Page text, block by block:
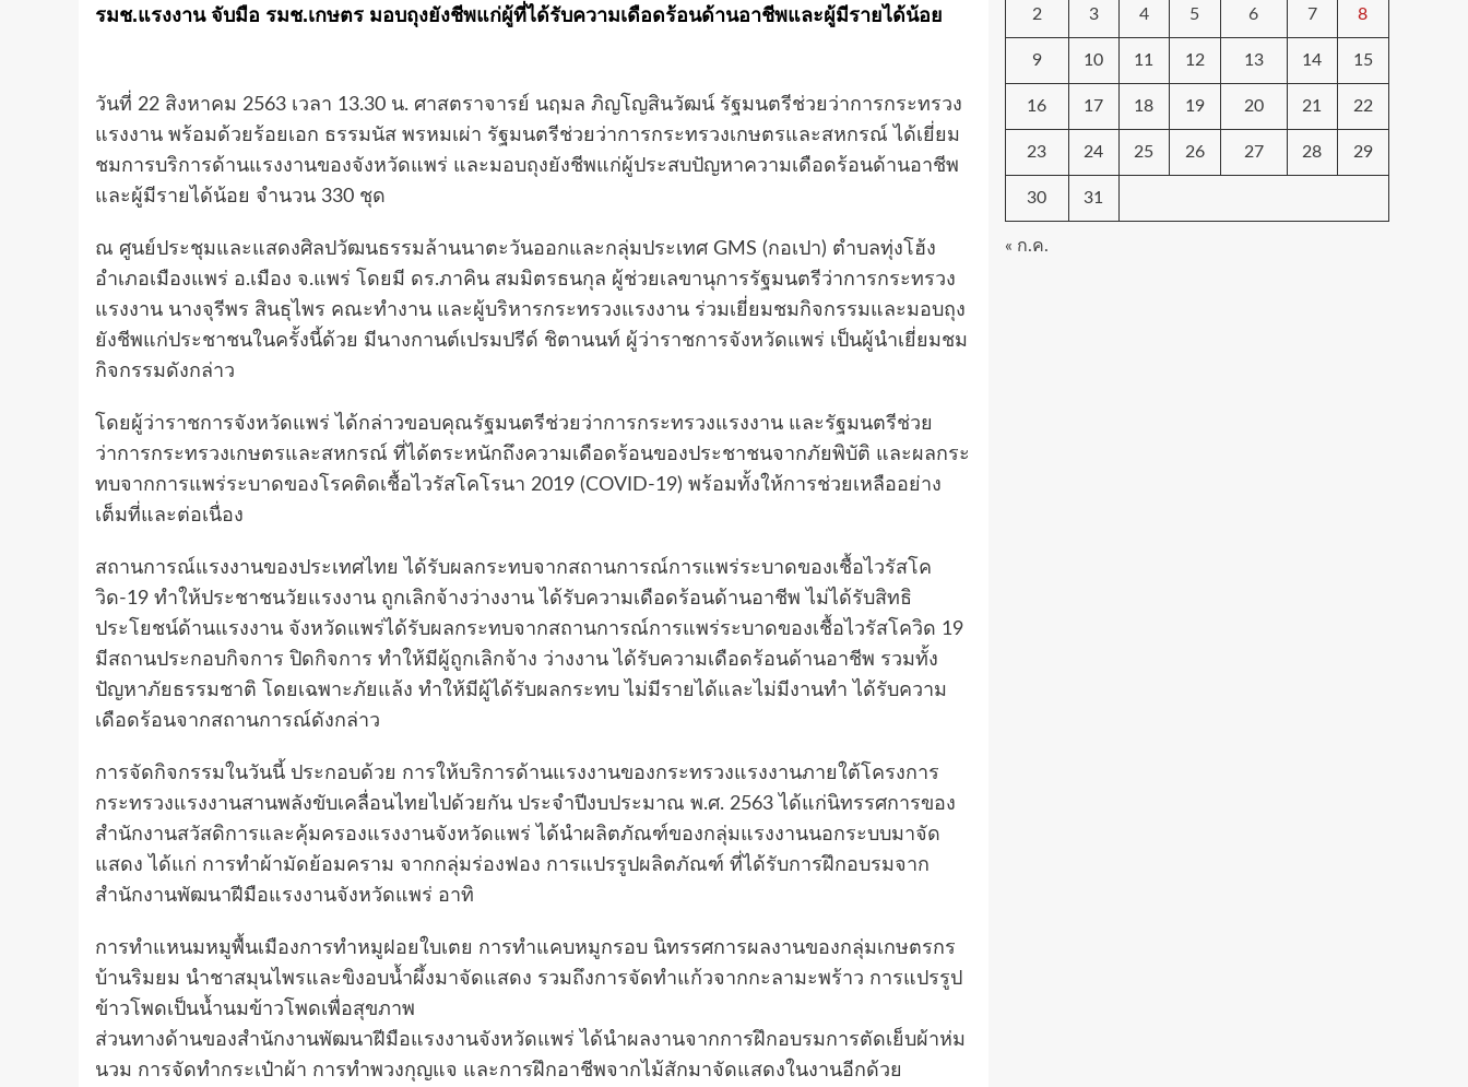
รมช.แรงงาน จับมือ รมช.เกษตร มอบถุงยังชีพแก่ผู้ที่ได้รับความเดือดร้อนด้านอาชีพและผู้มีรายได้น้อย
วันที่ 22 สิงหาคม 2563 เวลา 13.30 น. ศาสตราจารย์ นฤมล ภิญโญสินวัฒน์ รัฐมนตรีช่วยว่าการกระทรวง
แรงงาน พร้อมด้วยร้อยเอก ธรรมนัส พรหมเผ่า รัฐมนตรีช่วยว่าการกระทรวงเกษตรและสหกรณ์ ได้เยี่ยม
ชมการบริการด้านแรงงานของจังหวัดแพร่ และมอบถุงยังชีพแก่ผู้ประสบปัญหาความเดือดร้อนด้านอาชีพ
และผู้มีรายได้น้อย จำนวน 330 ชุด
ณ ศูนย์ประชุมและแสดงศิลปวัฒนธรรมล้านนาตะวันออกและกลุ่มประเทศ GMS (กอเปา) ตำบลทุ่งโฮ้ง
อำเภอเมืองแพร่ อ.เมือง จ.แพร่ โดยมี ดร.ภาคิน สมมิตรธนกุล ผู้ช่วยเลขานุการรัฐมนตรีว่าการกระทรวง
แรงงาน นางจุรีพร สินธุไพร คณะทำงาน และผู้บริหารกระทรวงแรงงาน ร่วมเยี่ยมชมกิจกรรมและมอบถุง
ยังชีพแก่ประชาชนในครั้งนี้ด้วย มีนางกานต์เปรมปรีด์ ชิตานนท์ ผู้ว่าราชการจังหวัดแพร่ เป็นผู้นำเยี่ยมชม
กิจกรรมดังกล่าว
โดยผู้ว่าราชการจังหวัดแพร่ ได้กล่าวขอบคุณรัฐมนตรีช่วยว่าการกระทรวงแรงงาน และรัฐมนตรีช่วย
ว่าการกระทรวงเกษตรและสหกรณ์ ที่ได้ตระหนักถึงความเดือดร้อนของประชาชนจากภัยพิบัติ และผลกระ
ทบจากการแพร่ระบาดของโรคติดเชื้อไวรัสโคโรนา 2019 (COVID-19) พร้อมทั้งให้การช่วยเหลืออย่าง
เต็มที่และต่อเนื่อง
​สถานการณ์แรงงานของประเทศไทย ได้รับผลกระทบจากสถานการณ์การแพร่ระบาดของเชื้อไวรัสโค
วิด-19 ทำให้ประชาชนวัยแรงงาน ถูกเลิกจ้างว่างงาน ได้รับความเดือดร้อนด้านอาชีพ ไม่ได้รับสิทธิ
ประโยชน์ด้านแรงงาน จังหวัดแพร่ได้รับผลกระทบจากสถานการณ์การแพร่ระบาดของเชื้อไวรัสโควิด 19
มีสถานประกอบกิจการ ปิดกิจการ ทำให้มีผู้ถูกเลิกจ้าง ว่างงาน ได้รับความเดือดร้อนด้านอาชีพ รวมทั้ง
ปัญหาภัยธรรมชาติ โดยเฉพาะภัยแล้ง ทำให้มีผู้ได้รับผลกระทบ ไม่มีรายได้และไม่มีงานทำ ได้รับความ
เดือดร้อนจากสถานการณ์ดังกล่าว
การจัดกิจกรรมในวันนี้ ประกอบด้วย การให้บริการด้านแรงงานของกระทรวงแรงงานภายใต้โครงการ
กระทรวงแรงงานสานพลังขับเคลื่อนไทยไปด้วยกัน ประจำปีงบประมาณ พ.ศ. 2563 ได้แก่นิทรรศการของ
สำนักงานสวัสดิการและคุ้มครองแรงงานจังหวัดแพร่ ได้นำผลิตภัณฑ์ของกลุ่มแรงงานนอกระบบมาจัด
แสดง ได้แก่ การทำผ้ามัดย้อมคราม จากกลุ่มร่องฟอง การแปรรูปผลิตภัณฑ์ ที่ได้รับการฝึกอบรมจาก
สำนักงานพัฒนาฝีมือแรงงานจังหวัดแพร่ อาทิ
การทำแหนมหมูพื้นเมืองการทำหมูฝอยใบเตย การทำแคบหมูกรอบ นิทรรศการผลงานของกลุ่มเกษตรกร
บ้านริมยม นำชาสมุนไพรและขิงอบน้ำผึ้งมาจัดแสดง รวมถึงการจัดทำแก้วจากกะลามะพร้าว การแปรรูป
ข้าวโพดเป็นน้ำนมข้าวโพดเพื่อสุขภาพ
ส่วนทางด้านของสำนักงานพัฒนาฝีมือแรงงานจังหวัดแพร่ ได้นำผลงานจากการฝึกอบรมการตัดเย็บผ้าห่ม
นวม การจัดทำกระเป๋าผ้า การทำพวงกุญแจ และการฝึกอาชีพจากไม้สักมาจัดแสดงในงานอีกด้วย
2 3 4 5 6 7 8
9 10 11 12 13 14 15
16 17 18 19 20 21 22
23 24 25 26 27 28 29
30 31
« ก.ค.